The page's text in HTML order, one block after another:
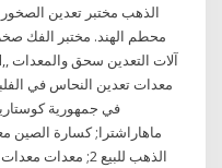
الذهب مختبر تعدين
محطم الهند. مختبر الفك
في جمهورية
ماهاراشترا; كسارة الصين
الذهب للبيع 2;